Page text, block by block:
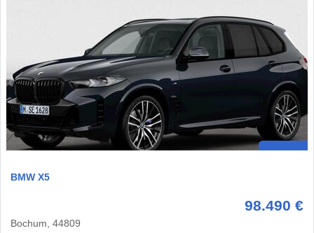
BMW X5
98.490 €
Bochum, 44809